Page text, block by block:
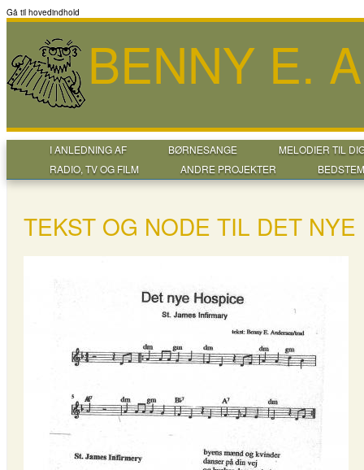
Gå til hovedindhold
BENNY E.
I ANLEDNING AF BØRNESANGE
MELODIER TIL
RADIO, TV OG FILM
ANDRE PROJEKTER
TEKST OG NODE TIL DET